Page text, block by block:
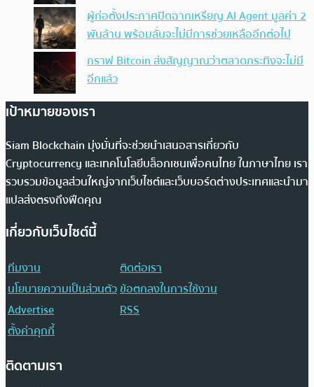
ผู้ก่อตั้งประกาศปิดฉากเหรียญ AI Agent มูลค่า 2
พันล้าน พร้อมลั่นจะไม่มีการช่วยเหลืออีกต่อไป
กราฟ Bitcoin ส่งสัญญาณว่าตลาดกระทิงจะไม่มี
อีกแล้ว
เป้าหมายของเรา
Siam Blockchain มุ่งมั่นที่จะช่วยนำเสนอสารเกี่ยวกับ
Cryptocurrency และเทคโนโลยีบล็อกเชนเพื่อคนไทย ในภาษาไทย เรา
รวบรวมข้อมูลส่วนใหญ่จากเว็บไซต์และเว็บบอร์ดต่างประเทศและนำมา
แปลส่งตรงถึงฟีดคุณ
เกี่ยวกับเว็บไซต์นี้
ทีมงาน
ติดต่อเรา
นโยบายความเป็นส่วนตัวข้อตกลงในการใช้งาน
Advertise
RSS
ตั้งค่าคุกกี้
ติดตามเรา